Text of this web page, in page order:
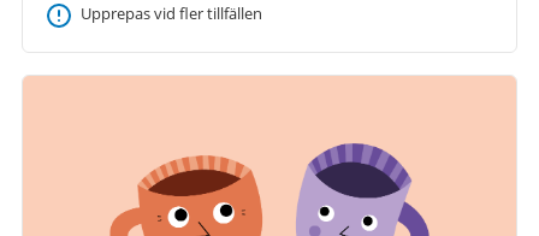
Upprepas vid fler tillfällen